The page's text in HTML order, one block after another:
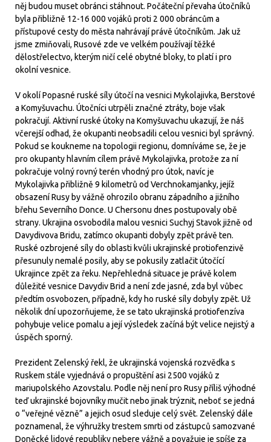
něj budou muset obránci stáhnout. Počáteční převaha útočníků
byla přibližně 12-16 000 vojáků proti 2 000 obráncům a
přístupové cesty do města nahrávají právě útočníkům. Jak už
jsme zmiňovali, Rusové zde ve velkém používají těžké
dělostřelectvo, kterým ničí celé obytné bloky, to platí i pro
okolní vesnice.
V okolí Popasné ruské síly útočí na vesnici Mykolajivka, Berstové
a Komyšuvachu. Útočníci utrpěli značné ztráty, boje však
pokračují. Aktivní ruské útoky na Komyšuvachu ukazují, že náš
včerejší odhad, že okupanti neobsadili celou vesnici byl správný.
Pokud se koukneme na topologii regionu, domníváme se, že je
pro okupanty hlavním cílem právě Mykolajivka, protože za ní
pokračuje volný rovný terén vhodný pro útok, navíc je
Mykolajivka přibližně 9 kilometrů od Verchnokamjanky, jejíž
obsazení Rusy by vážně ohrozilo obranu západního a jižního
břehu Severního Donce. U Chersonu dnes postupovaly obě
strany. Ukrajina osvobodila malou vesnici Suchyj Stavok jižně od
Davydivova Bridu, zatímco okupanti dobyly zpět právě ten.
Ruské ozbrojené síly do oblasti kvůli ukrajinské protiofenzivě
přesunuly nemalé posily, aby se pokusily zatlačit útočící
Ukrajince zpět za řeku. Nepřehledná situace je právě kolem
důležité vesnice Davydiv Brid a není zde jasné, zda byl vůbec
předtím osvobozen, případně, kdy ho ruské síly dobyly zpět. Už
několik dní upozorňujeme, že se tato ukrajinská protiofenzíva
pohybuje velice pomalu a její výsledek začíná být velice nejistý a
úspěch sporný.
Prezident Zelenský řekl, že ukrajinská vojenská rozvědka s
Ruskem stále vyjednává o propuštění asi 2500 vojáků z
mariupolského Azovstalu. Podle něj není pro Rusy příliš výhodné
teď ukrajinské bojovníky mučit nebo jinak trýznit, neboť se jedná
o “veřejné vězně” a jejich osud sleduje celý svět. Zelenský dále
poznamenal, že výhružky trestem smrti od zástupců samozvané
Doněcké lidové republiky nebere vážně a považuje je spíše za